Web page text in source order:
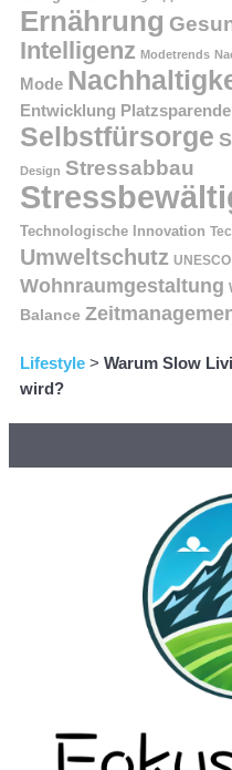
Ernährung
Intelligenz Modetrends
Mode
Entwicklung
Selbstfürsorge
Design Stressabbau
Technologische Innovation
Umweltschutz
Wohnraumgestaltung
Balance
Lifestyle > Warum Slow
wird?